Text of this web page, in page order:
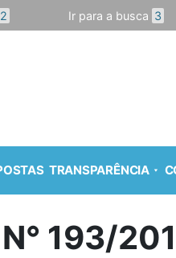
2 Ir para a busca 3
TRANSPARÊNCIA
193/